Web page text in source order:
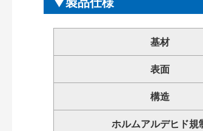
基材
表面
構造
ホルムアルデヒド規